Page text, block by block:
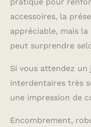
pratique pour
accessoires, la
appréciable, mais
peut surprendre
Si vous attendez
interdentaires très
une impression de
Encombrement,